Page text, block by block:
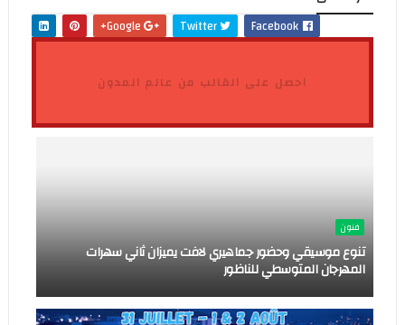
Facebook
Twitter
احصل على القالب من عالم المدون
فنون
تنوع موسيقي وحضور جماهيري لافت يميزان ثاني سهرات
المهرجان المتوسطي للناظور